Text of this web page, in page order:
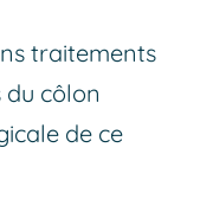
traitements
côlon
de ce